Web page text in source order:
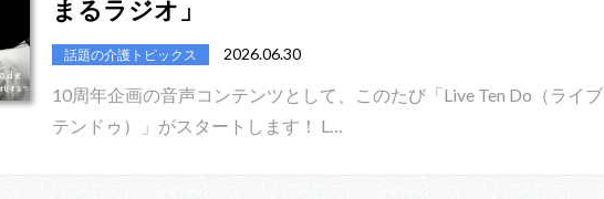
まるラジオ」
話題の介護トピックス 2026.06.30
10周年企画の音声コンテンツとして、このたび「Live Ten Do（ライブ
テンドゥ）」がスタートします！ L…